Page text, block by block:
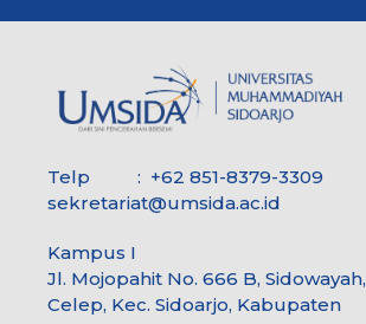
Telp : +62 851-8379-3309
sekretariat@umsida.ac.id
Kampus I
Jl. Mojopahit No. 666 B, Sidowayah,
Celep, Kec. Sidoarjo, Kabupaten